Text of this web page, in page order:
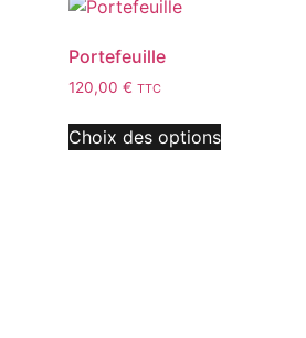
Portefeuille
120,00 € TTC
Choix des options